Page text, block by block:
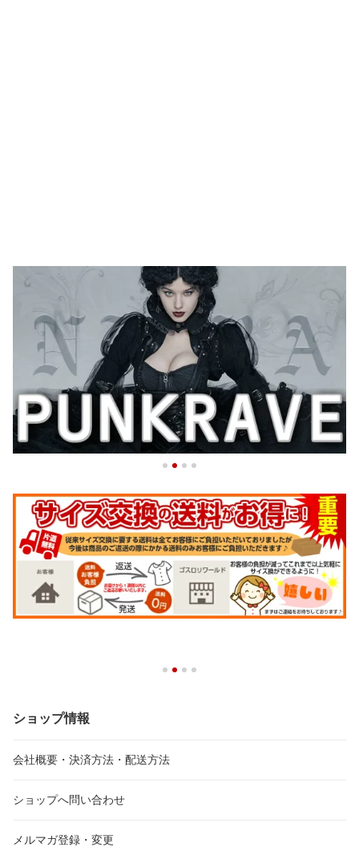
ショップ情報
会社概要・決済方法・配送方法
ショップへ問い合わせ
メルマガ登録・変更